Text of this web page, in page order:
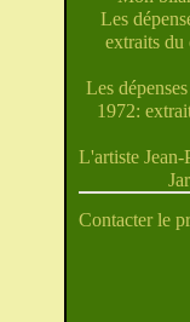
Les
extraits du
Les
1972:
L'artiste Jean-
Contacter le